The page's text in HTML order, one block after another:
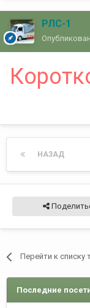
РЛС-1
НАЗАД
Перейти к списку
Последние